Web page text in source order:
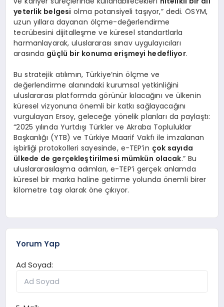
yeterlik belgesi olma potansiyeli taşıyor,” dedi. ÖSYM,
uzun yıllara dayanan ölçme-değerlendirme
tecrübesini dijitalleşme ve küresel standartlarla
harmanlayarak, uluslararası sınav uygulayıcıları
arasında güçlü bir konuma erişmeyi hedefliyor.
Bu stratejik atılımın, Türkiye’nin ölçme ve
değerlendirme alanındaki kurumsal yetkinliğini
uluslararası platformda görünür kılacağını ve ülkenin
küresel vizyonuna önemli bir katkı sağlayacağını
vurgulayan Ersoy, geleceğe yönelik planları da paylaştı:
“2025 yılında Yurtdışı Türkler ve Akraba Topluluklar
Başkanlığı (YTB) ve Türkiye Maarif Vakfı ile imzalanan
işbirliği protokolleri sayesinde, e-TEP’in çok sayıda
ülkede de gerçekleştirilmesi mümkün olacak.” Bu
uluslararasılaşma adımları, e-TEP’i gerçek anlamda
küresel bir marka haline getirme yolunda önemli birer
kilometre taşı olarak öne çıkıyor.
Yorum Yap
Ad Soyad: